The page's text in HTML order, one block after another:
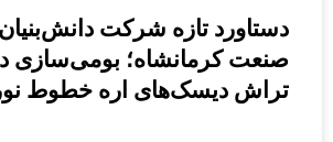
دستاورد تازه شرکت
صنعت کرمانشاه؛ بومی‌سازی
تراش دیسک‌های اره خطوط